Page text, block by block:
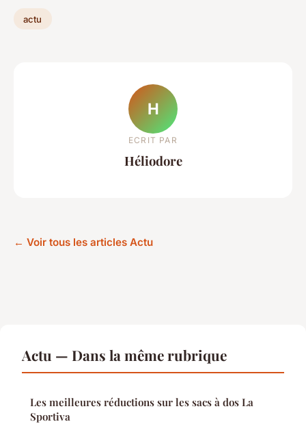
actu
H
ECRIT PAR
Héliodore
← Voir tous les articles Actu
Actu — Dans la même rubrique
Les meilleures réductions sur les sacs à dos La
Sportiva